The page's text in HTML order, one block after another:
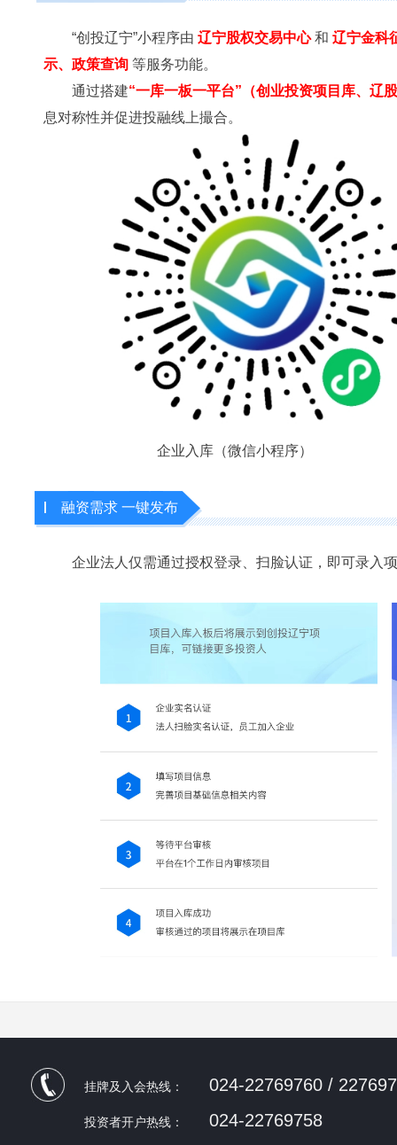
“创投辽宁”小程序由 辽宁股权交易中心和 辽宁金科
示、政策查询 等服务功能。
通过搭建“一库一板一平台”（创业投资项目库、辽
息对称性并促进投融线上撮合。
企业入库（微信小程序）
融资需求 一键发布
企业法人仅需通过授权登录、扫脸认证，即可录入
挂牌及入会热线： 024-22769760 /
投资者开户热线： 024-22769758